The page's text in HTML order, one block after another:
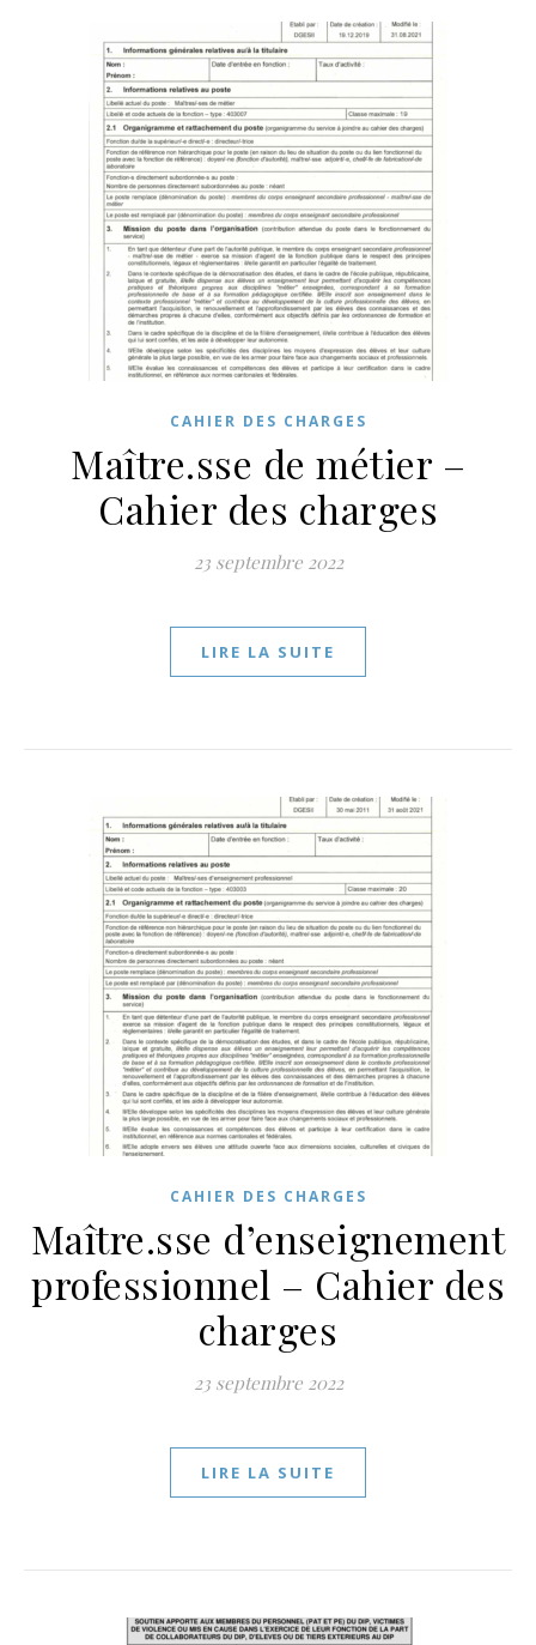
CAHIER DES CHARGES
Maître.sse de métier –
Cahier des charges
23 septembre 2022
LIRE LA SUITE
CAHIER DES CHARGES
Maître.sse d’enseignement
professionnel – Cahier des
charges
23 septembre 2022
LIRE LA SUITE